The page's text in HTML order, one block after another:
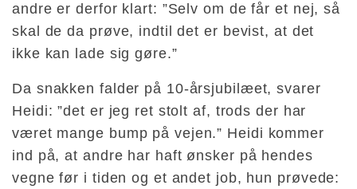
andre er derfor klart: ”Selv om de får et nej, så
skal de da prøve, indtil det er bevist, at det
ikke kan lade sig gøre.”
Da snakken falder på 10-årsjubilæet, svarer
Heidi: ”det er jeg ret stolt af, trods der har
været mange bump på vejen.” Heidi kommer
ind på, at andre har haft ønsker på hendes
vegne før i tiden og et andet job, hun prøvede: